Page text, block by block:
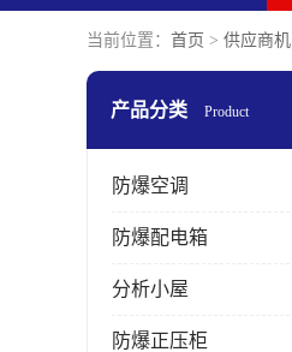
当前位置： 首页 > 供应商机
产品分类 Product
防爆空调
防爆配电箱
分析小屋
防爆正压柜